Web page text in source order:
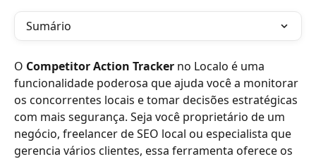
Sumário
O Competitor Action Tracker no Localo é uma
funcionalidade poderosa que ajuda você a monitorar
os concorrentes locais e tomar decisões estratégicas
com mais segurança. Seja você proprietário de um
negócio, freelancer de SEO local ou especialista que
gerencia vários clientes, essa ferramenta oferece os